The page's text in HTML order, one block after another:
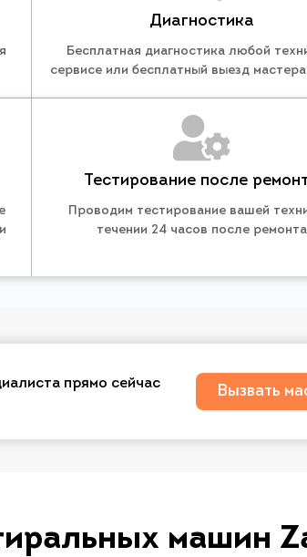
Диагностика
Бесплатная диагностика любой
сервисе или бесплатный выезд
Тестирование после
Проводим тестирование вашей
течении 24 часов после ремонта
прямо сейчас
Вызвать
машин